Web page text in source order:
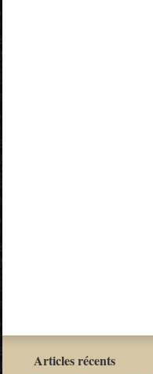
Articles récents